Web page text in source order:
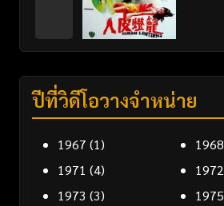
ปีที่วิดีโอวางจำหน่าย
1967 (1) 1968
1971 (4) 1972
1973 (3) 1975